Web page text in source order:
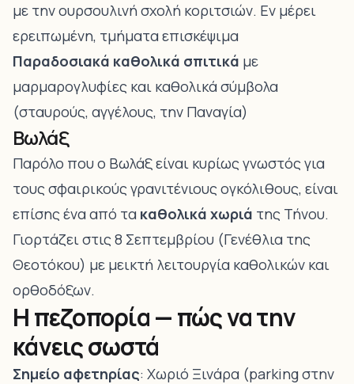
με την ουρσουλινή σχολή κοριτσιών. Εν μέρει
ερειπωμένη, τμήματα επισκέψιμα
Παραδοσιακά καθολικά σπιτικά με
μαρμαρογλυφίες και καθολικά σύμβολα
(σταυρούς, αγγέλους, την Παναγία)
Βωλάξ
Παρόλο που ο Βωλάξ είναι κυρίως γνωστός για
τους σφαιρικούς γρανιτένιους ογκόλιθους, είναι
επίσης ένα από τα καθολικά χωριά της Τήνου.
Γιορτάζει στις 8 Σεπτεμβρίου (Γενέθλια της
Θεοτόκου) με μεικτή λειτουργία καθολικών και
ορθοδόξων.
Η πεζοπορία — πώς να την
κάνεις σωστά
Σημείο αφετηρίας: Χωριό Ξινάρα (parking στην